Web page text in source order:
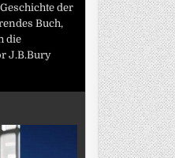
der
Buch,
die
J.B.Bury